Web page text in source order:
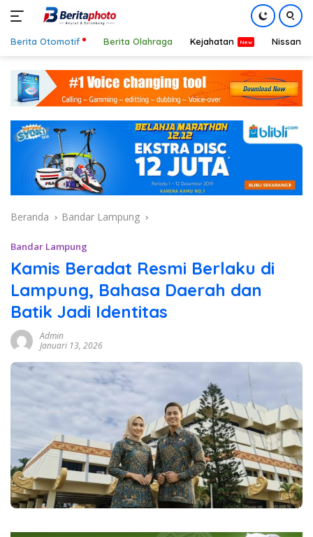
konten
Berita Otomotif Berita Olahraga Kejahatan Nissan
Beranda Bandar Lampung
Bandar Lampung
Kamis Beradat Resmi Berlaku di
Lampung, Bahasa Daerah dan
Batik Jadi Identitas
Admin
Januari 13, 2026